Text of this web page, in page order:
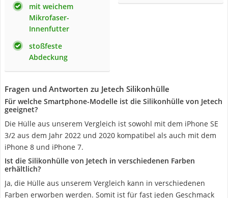
mit weichem
Mikrofaser-
Innenfutter
stoßfeste
Abdeckung
Fragen und Antworten zu Jetech Silikonhülle
Für welche Smartphone-Modelle ist die Silikonhülle von Jetech
geeignet?
Die Hülle aus unserem Vergleich ist sowohl mit dem iPhone SE
3/2 aus dem Jahr 2022 und 2020 kompatibel als auch mit dem
iPhone 8 und iPhone 7.
Ist die Silikonhülle von Jetech in verschiedenen Farben
erhältlich?
Ja, die Hülle aus unserem Vergleich kann in verschiedenen
Farben erworben werden. Somit ist für fast jeden Geschmack